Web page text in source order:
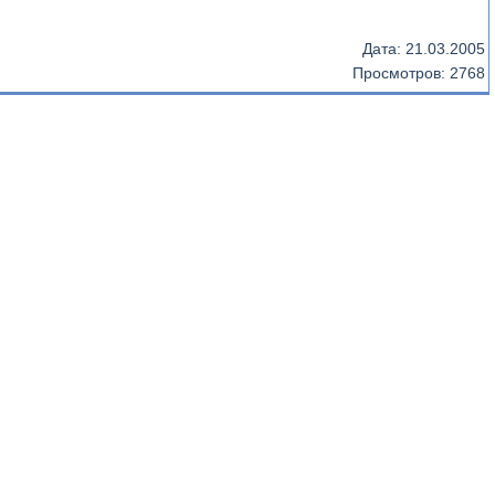
Дата: 21.03.2005
Просмотров: 2768